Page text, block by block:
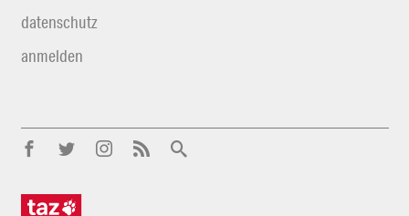
datenschutz
anmelden